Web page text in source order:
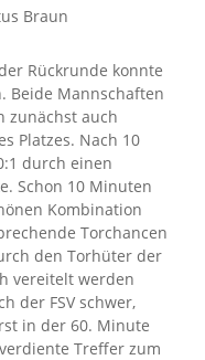
Braun
Rückrunde konnte
Beide Mannschaften
zunächst auch
Platzes. Nach 10
durch einen
Schon 10 Minuten
Kombination
Torchancen
den Torhüter der
vereitelt werden
der FSV schwer,
in der 60. Minute
Treffer zum